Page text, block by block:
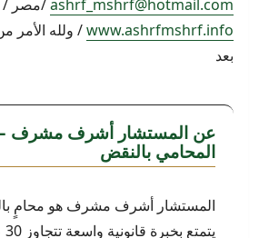
ashrf_mshrf@hotmail.com/مصر /
www.ashrfmshrf.info/ ولله الأمر
بعد
عن المستشار أشرف مشرف
المحامي بالنقض
المستشار أشرف مشرف هو محامٍ